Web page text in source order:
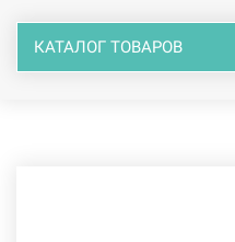
КАТАЛОГ ТОВАРОВ